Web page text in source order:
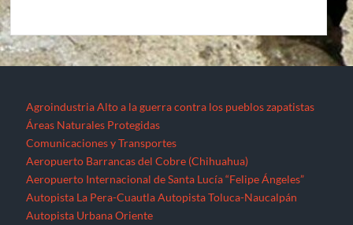
Agroindustria Alto a la guerra contra los pueblos zapatistas
Áreas Naturales Protegidas
Comunicaciones y Transportes
Aeropuerto Barrancas del Cobre (Chihuahua)
Aeropuerto Internacional de Santa Lucía “Felipe Ángeles”
Autopista La Pera-Cuautla Autopista Toluca-Naucalpán
Autopista Urbana Oriente